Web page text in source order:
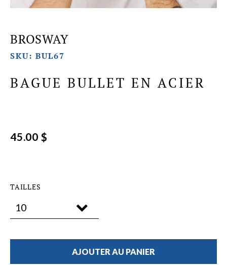
BROSWAY
SKU: BUL67
BAGUE BULLET EN ACIER
45.00 $
TAILLES
AJOUTER AU PANIER